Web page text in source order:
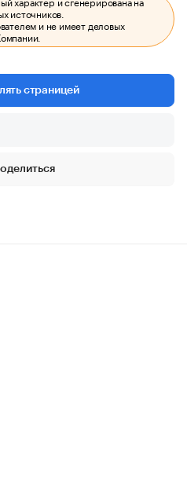
источников.
и не имеет деловых
страницей